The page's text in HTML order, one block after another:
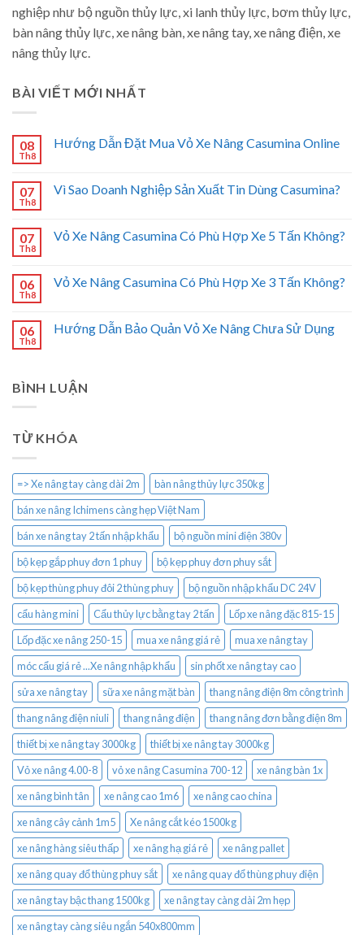
nghiệp như bộ nguồn thủy lực, xi lanh thủy lực, bơm thủy lực,
bàn nâng thủy lực, xe nâng bàn, xe nâng tay, xe nâng điện, xe
nâng thủy lực.
BÀI VIẾT MỚI NHẤT
08
Th8
Hướng Dẫn Đặt Mua Vỏ Xe Nâng Casumina Online
07
Th8
Vì Sao Doanh Nghiệp Sản Xuất Tin Dùng Casumina?
07
Th8
Vỏ Xe Nâng Casumina Có Phù Hợp Xe 5 Tấn Không?
06
Th8
Vỏ Xe Nâng Casumina Có Phù Hợp Xe 3 Tấn Không?
06
Th8
Hướng Dẫn Bảo Quản Vỏ Xe Nâng Chưa Sử Dụng
BÌNH LUẬN
TỪ KHÓA
=> Xe nâng tay càng dài 2m
bàn nâng thủy lực 350kg
bán xe nâng Ichimens càng hẹp Việt Nam
bán xe nâng tay 2 tấn nhập khẩu
bộ nguồn mini điện 380v
bộ kẹp gắp phuy đơn 1 phuy
bộ kẹp phuy đơn phuy sắt
bộ kẹp thùng phuy đôi 2 thùng phuy
bộ nguồn nhập khẩu DC 24V
cẩu hàng mini
Cẩu thủy lực bằng tay 2 tấn
Lốp xe nâng đặc 815-15
Lốp đặc xe nâng 250-15
mua xe nâng giá rẻ
mua xe nâng tay
móc cẩu giá rẻ ...Xe nâng nhập khẩu
sin phốt xe nâng tay cao
sửa xe nâng tay
sữa xe nâng mặt bàn
thang nâng điện 8m công trình
thang nâng điện niuli
thang nâng điện
thang nâng đơn bằng điện 8m
thiết bị xe nâng tay 3000kg
thiết bị xe nâng tay 3000kg
Vỏ xe nâng 4.00-8
vỏ xe nâng Casumina 700-12
xe nâng bàn 1x
xe nâng bình tân
xe nâng cao 1m6
xe nâng cao china
xe nâng cây cảnh 1m5
Xe nâng cắt kéo 1500kg
xe nâng hàng siêu thấp
xe nâng hạ giá rẻ
xe nâng pallet
xe nâng quay đổ thùng phuy sắt
xe nâng quay đổ thùng phuy điện
xe nâng tay bậc thang 1500kg
xe nâng tay càng dài 2m hẹp
xe nâng tay càng siêu ngắn 540x800mm